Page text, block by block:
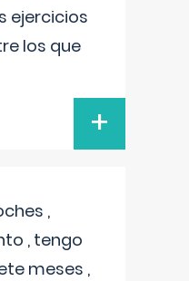
ejercicios
los que
+
,
, tengo
meses ,